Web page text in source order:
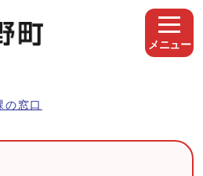
メニュー
の窓口